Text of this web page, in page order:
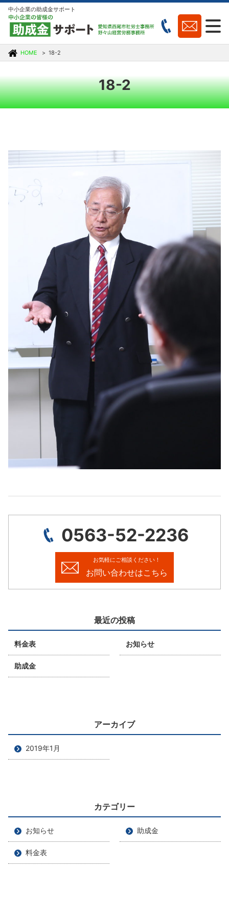
中小企業の助成金サポート
HOME 18-2
18-2
0563-52-2236
お気軽にご相談ください！
お問い合わせはこちら
最近の投稿
料金表 お知らせ
助成金
アーカイブ
2019年1月
カテゴリー
お知らせ 助成金
料金表